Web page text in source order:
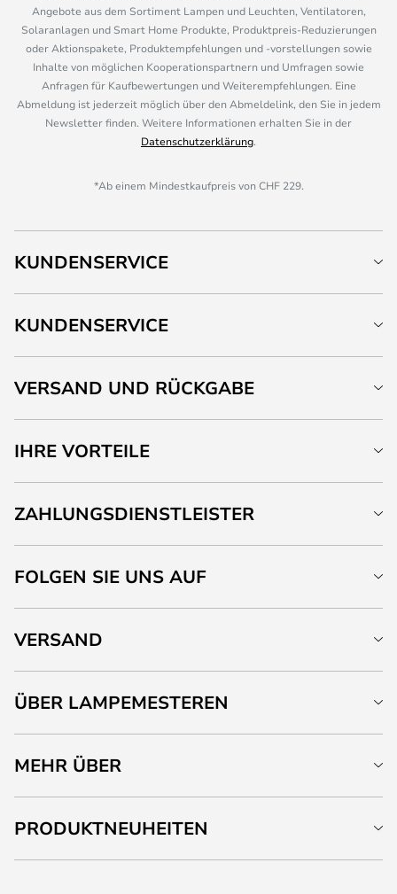
Angebote aus dem Sortiment Lampen und Leuchten, Ventilatoren,
Solaranlagen und Smart Home Produkte, Produktpreis-Reduzierungen
oder Aktionspakete, Produktempfehlungen und -vorstellungen sowie
Inhalte von möglichen Kooperationspartnern und Umfragen sowie
Anfragen für Kaufbewertungen und Weiterempfehlungen. Eine
Abmeldung ist jederzeit möglich über den Abmeldelink, den Sie in jedem
Newsletter finden. Weitere Informationen erhalten Sie in der
Datenschutzerklärung.
*Ab einem Mindestkaufpreis von CHF 229.
KUNDENSERVICE
KUNDENSERVICE
VERSAND UND RÜCKGABE
IHRE VORTEILE
ZAHLUNGSDIENSTLEISTER
FOLGEN SIE UNS AUF
VERSAND
ÜBER LAMPEMESTEREN
MEHR ÜBER
PRODUKTNEUHEITEN